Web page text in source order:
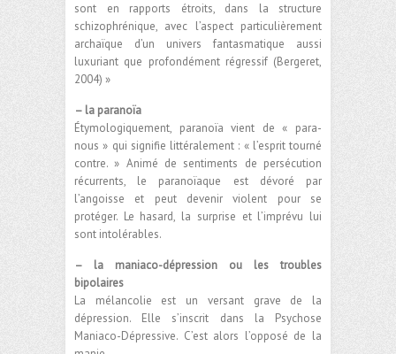
sont en rapports étroits, dans la structure
schizophrénique, avec l’aspect particulièrement
archaïque d’un univers fantasmatique aussi
luxuriant que profondément régressif (Bergeret,
2004) »
– la paranoïa
Étymologiquement, paranoïa vient de « para-
nous » qui signifie littéralement : « l’esprit tourné
contre. » Animé de sentiments de persécution
récurrents, le paranoïaque est dévoré par
l’angoisse et peut devenir violent pour se
protéger. Le hasard, la surprise et l’imprévu lui
sont intolérables.
– la maniaco-dépression ou les troubles
bipolaires
La mélancolie est un versant grave de la
dépression. Elle s’inscrit dans la Psychose
Maniaco-Dépressive. C’est alors l’opposé de la